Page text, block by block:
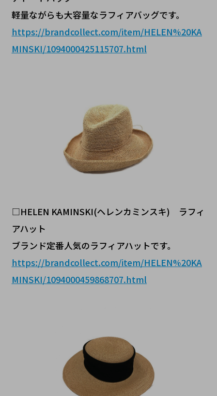
軽量ながらも大容量なラフィアバッグです。
https://brandcollect.com/item/HELEN%20KA
MINSKI/1094000425115707.html
□HELEN KAMINSKI(ヘレンカミンスキ) ラフィ
アハット
ブランド定番人気のラフィアハットです。
https://brandcollect.com/item/HELEN%20KA
MINSKI/1094000459868707.html